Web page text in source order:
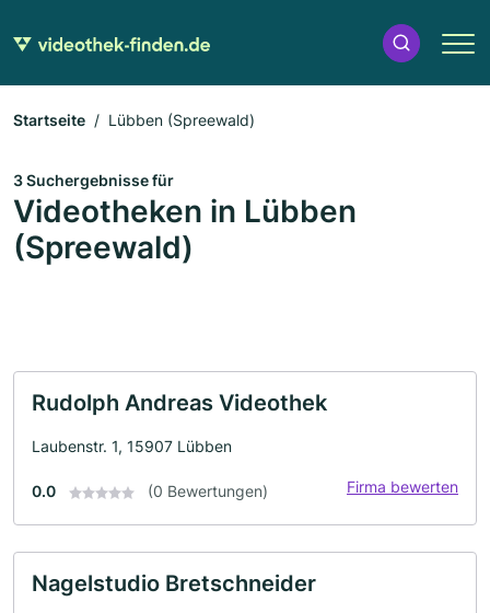
Startseite Lübben (Spreewald)
3 Suchergebnisse für
Videotheken in Lübben
(Spreewald)
Rudolph Andreas Videothek
Laubenstr. 1, 15907 Lübben
0.0 (0 Bewertungen) Firma bewerten
Nagelstudio Bretschneider